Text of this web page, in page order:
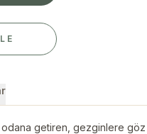
getiren, gezginlere